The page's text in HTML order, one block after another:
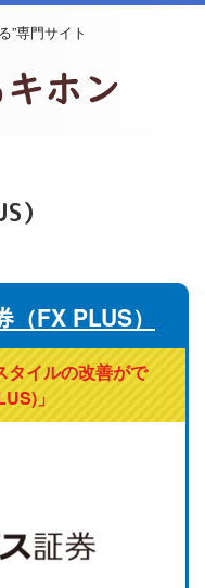
”専門サイト
）
FX PLUS）
タイルの改善がで
」